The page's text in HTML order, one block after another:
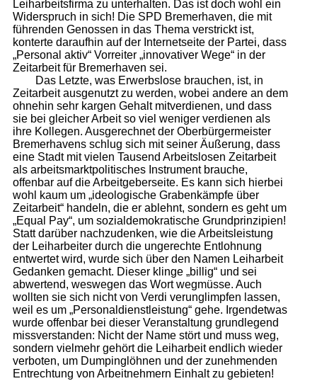
Leiharbeitsfirma zu unterhalten. Das ist doch wohl ein
Widerspruch in sich! Die SPD Bremerhaven, die mit
führenden Genossen in das Thema verstrickt ist,
konterte daraufhin auf der Internetseite der Partei, dass
„Personal aktiv“ Vorreiter „innovativer Wege“ in der
Zeitarbeit für Bremerhaven sei.
Das Letzte, was Erwerbslose brauchen, ist, in
Zeitarbeit ausgenutzt zu werden, wobei andere an dem
ohnehin sehr kargen Gehalt mitverdienen, und dass
sie bei gleicher Arbeit so viel weniger verdienen als
ihre Kollegen. Ausgerechnet der Oberbürgermeister
Bremerhavens schlug sich mit seiner Äußerung, dass
eine Stadt mit vielen Tausend Arbeitslosen Zeitarbeit
als arbeitsmarktpolitisches Instrument brauche,
offenbar auf die Arbeitgeberseite. Es kann sich hierbei
wohl kaum um „ideologische Grabenkämpfe über
Zeitarbeit“ handeln, die er ablehnt, sondern es geht um
„Equal Pay“, um sozialdemokratische Grundprinzipien!
Statt darüber nachzudenken, wie die Arbeitsleistung
der Leiharbeiter durch die ungerechte Entlohnung
entwertet wird, wurde sich über den Namen Leiharbeit
Gedanken gemacht. Dieser klinge „billig“ und sei
abwertend, weswegen das Wort wegmüsse. Auch
wollten sie sich nicht von Verdi verunglimpfen lassen,
weil es um „Personaldienstleistung“ gehe. Irgendetwas
wurde offenbar bei dieser Veranstaltung grundlegend
missverstanden: Nicht der Name stört und muss weg,
sondern vielmehr gehört die Leiharbeit endlich wieder
verboten, um Dumpinglöhnen und der zunehmenden
Entrechtung von Arbeitnehmern Einhalt zu gebieten!